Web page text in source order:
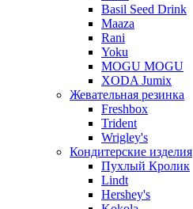
Basil Seed Drink
Maaza
Rani
Yoku
MOGU MOGU
XODA Jumix
Жевательная резинка
Freshbox
Trident
Wrigley's
Кондитерские изделия
Пухлый Кролик
Lindt
Hershey's